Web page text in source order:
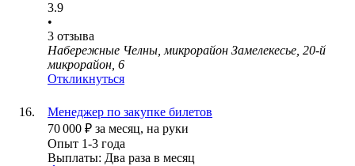
3.9
•
3 отзыва
Набережные Челны, микрорайон Замелекесье, 20-й
микрорайон, 6
Откликнуться
Менеджер по закупке билетов
70 000 ₽ за месяц, на руки
Опыт 1-3 года
Выплаты: Два раза в месяц